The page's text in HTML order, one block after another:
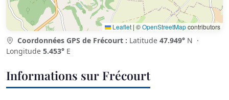
Leaflet | ©OpenStreetMapcontributors
Coordonnées GPS de Frécourt : Latitude 47.949° N ·
Longitude 5.453° E
Informations sur Frécourt